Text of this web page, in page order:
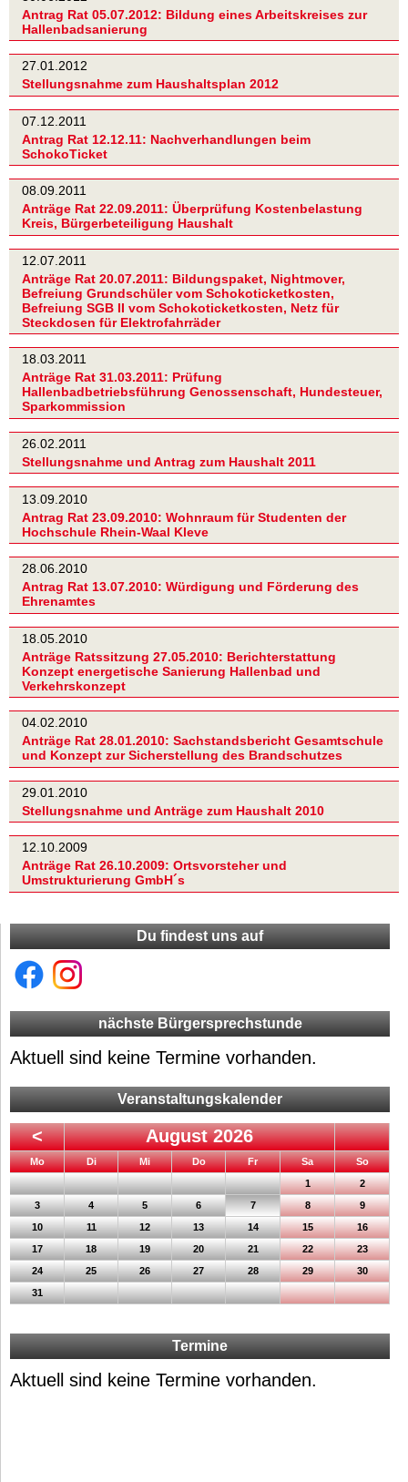
Antrag Rat 05.07.2012: Bildung eines Arbeitskreises zur
Hallenbadsanierung
27.01.2012
Stellungsnahme zum Haushaltsplan 2012
07.12.2011
Antrag Rat 12.12.11: Nachverhandlungen beim
SchokoTicket
08.09.2011
Anträge Rat 22.09.2011: Überprüfung Kostenbelastung
Kreis, Bürgerbeteiligung Haushalt
12.07.2011
Anträge Rat 20.07.2011: Bildungspaket, Nightmover,
Befreiung Grundschüler vom Schokoticketkosten,
Befreiung SGB II vom Schokoticketkosten, Netz für
Steckdosen für Elektrofahrräder
18.03.2011
Anträge Rat 31.03.2011: Prüfung
Hallenbadbetriebsführung Genossenschaft, Hundesteuer,
Sparkommission
26.02.2011
Stellungsnahme und Antrag zum Haushalt 2011
13.09.2010
Antrag Rat 23.09.2010: Wohnraum für Studenten der
Hochschule Rhein-Waal Kleve
28.06.2010
Antrag Rat 13.07.2010: Würdigung und Förderung des
Ehrenamtes
18.05.2010
Anträge Ratssitzung 27.05.2010: Berichterstattung
Konzept energetische Sanierung Hallenbad und
Verkehrskonzept
04.02.2010
Anträge Rat 28.01.2010: Sachstandsbericht Gesamtschule
und Konzept zur Sicherstellung des Brandschutzes
29.01.2010
Stellungsnahme und Anträge zum Haushalt 2010
12.10.2009
Anträge Rat 26.10.2009: Ortsvorsteher und
Umstrukturierung GmbH´s
Du findest uns auf
nächste Bürgersprechstunde
Aktuell sind keine Termine vorhanden.
Veranstaltungskalender
< August 2026
Montag Dienstag Mittwoch DonnerstagFreitag Samstag Sonntag
1
2
3
4 5 6 7 8
9
10
11 12 13 14 15
16
17
18 19 20 21 22
23
24
25 26 27 28 29
30
31
Termine
Aktuell sind keine Termine vorhanden.